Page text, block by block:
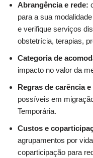
Abrangência e rede:
para a sua
e verifique serviços
obstetrícia, terapias,
Categoria de
impacto no valor da
Regras de carência e
possíveis em
Temporária.
Custos e
agrupamentos por
coparticipação para